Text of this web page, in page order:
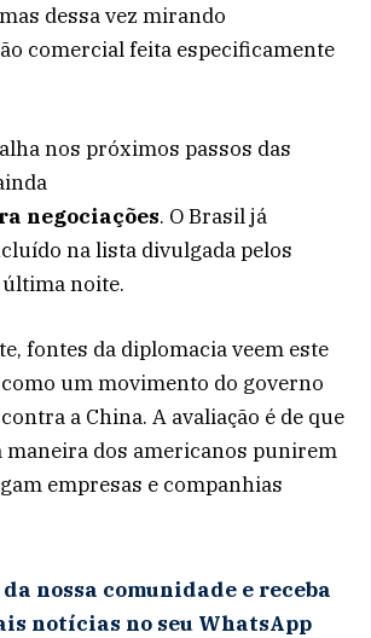
dessa vez mirando
comercial feita especificamente
nos próximos passos das
negociações. O Brasil já
na lista divulgada pelos
noite.
fontes da diplomacia veem este
um movimento do governo
a China. A avaliação é de que
maneira dos americanos punirem
empresas e companhias
nossa comunidade e receba
notícias no seu WhatsApp